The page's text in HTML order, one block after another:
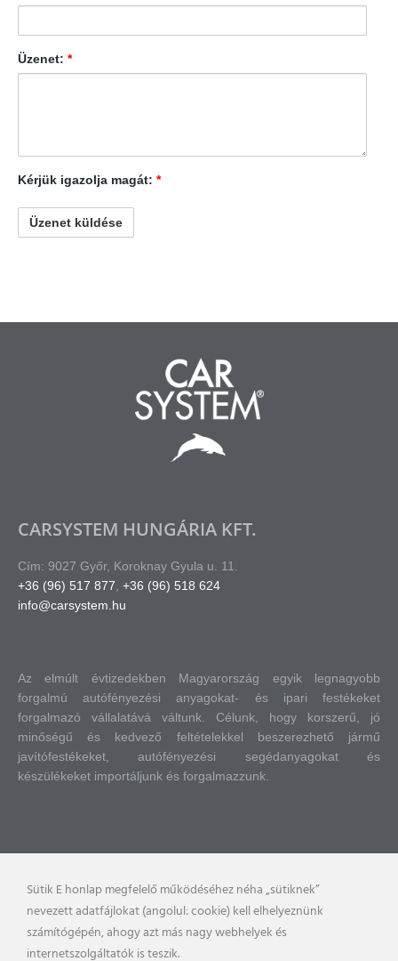
Üzenet: *
Kérjük igazolja magát: *
CARSYSTEM HUNGÁRIA KFT.
Cím: 9027 Győr, Koroknay Gyula u. 11.
+36 (96) 517 877 +36 (96) 518 624
info@carsystem.hu
Az elmúlt évtizedekben Magyarország egyik legnagyobb
forgalmú autófényezési anyagokat- és ipari festékeket
forgalmazó vállalatává váltunk. Célunk, hogy korszerű, jó
minőségű és kedvező feltételekkel beszerezhető jármű
javítófestékeket, autófényezési segédanyagokat és
készülékeket importáljunk és forgalmazzunk.
Sütik E honlap megfelelő működéséhez néha „sütiknek”
nevezett adatfájlokat (angolul: cookie) kell elhelyeznünk
számítógépén, ahogy azt más nagy webhelyek és
internetszolgáltatók is teszik.